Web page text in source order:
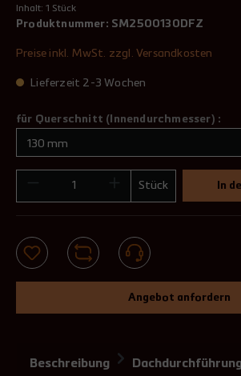
Inhalt: 1 Stück
Produktnummer: SM2500130DFZ
Preise inkl. MwSt. zzgl. Versandkosten
Lieferzeit 2-3 Wochen
für Querschnitt (Innendurchmesser) :
Stück In
Angebot anfordern
Beschreibung